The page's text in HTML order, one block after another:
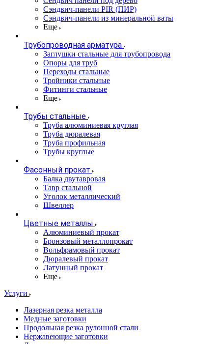
Сэндвич-панели PIR (ПИР)
Сэндвич-панели из минеральной ваты
Еще
Трубопроводная арматура
Заглушки стальные для трубопровода
Опоры для труб
Переходы стальные
Тройники стальные
Фитинги стальные
Еще
Трубы стальные
Труба алюминиевая круглая
Труба дюралевая
Труба профильная
Трубы круглые
Фасонный прокат
Балка двутавровая
Тавр стальной
Уголок металлический
Швеллер
Цветные металлы
Алюминиевый прокат
Бронзовый металлопрокат
Вольфрамовый прокат
Дюралевый прокат
Латунный прокат
Еще
Услуги
Лазерная резка металла
Медные заготовки
Продольная резка рулонной стали
Нержавеющие заготовки